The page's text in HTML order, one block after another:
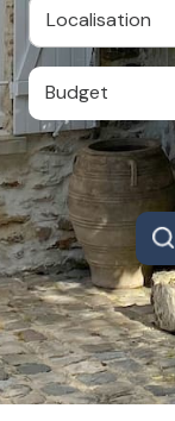
Budget